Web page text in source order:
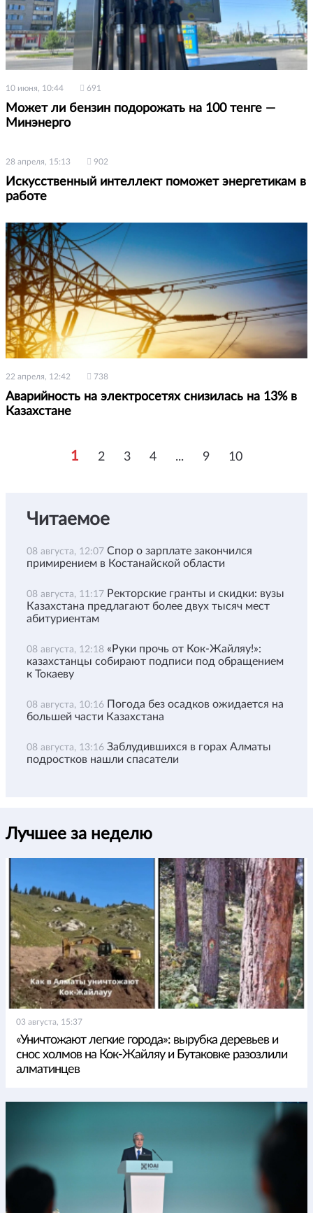
10 июня, 10:44 691
Может ли бензин подорожать на 100 тенге —
Минэнерго
28 апреля, 15:13 902
Искусственный интеллект поможет энергетикам в
работе
22 апреля, 12:42 738
Аварийность на электросетях снизилась на 13% в
Казахстане
1 2 3 4 ... 9 10
Читаемое
08 августа, 12:07 Спор о зарплате закончился
примирением в Костанайской области
08 августа, 11:17 Ректорские гранты и скидки: вузы
Казахстана предлагают более двух тысяч мест
абитуриентам
08 августа, 12:18 «Руки прочь от Кок-Жайляу!»:
казахстанцы собирают подписи под обращением
к Токаеву
08 августа, 10:16 Погода без осадков ожидается на
большей части Казахстана
08 августа, 13:16 Заблудившихся в горах Алматы
подростков нашли спасатели
Лучшее за неделю
03 августа, 15:37
«Уничтожают легкие города»: вырубка деревьев и
снос холмов на Кок-Жайляу и Бутаковке разозлили
алматинцев